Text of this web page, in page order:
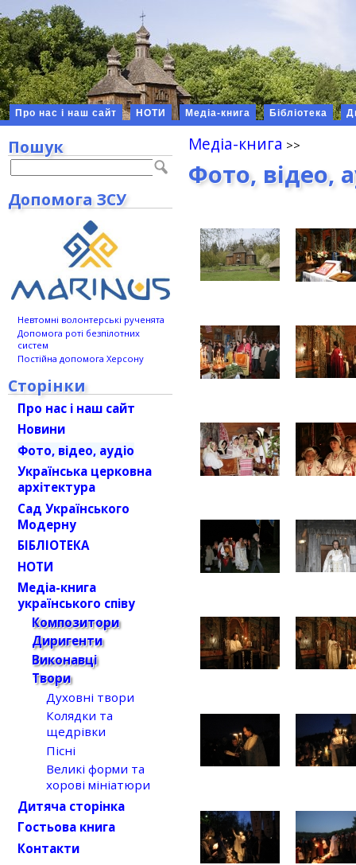
Про нас і наш сайт НОТИ Медіа-книга Бібліотека
Медіа-книга
Фото, відео,
Пошук
Допомога ЗСУ
Невтомні волонтерські рученята
Допомога роті безпілотних
систем
Постійна допомога Херсону
Сторінки
Про нас і наш сайт
Новини
Фото, відео, аудіо
Українська церковна
архітектура
Сад Українського
Модерну
БІБЛІОТЕКА
НОТИ
Медіа-книга
українського співу
Композитори
Диригенти
Виконавці
Твори
Духовні твори
Колядки та
щедрівки
Пісні
Великі форми та
хорові мініатюри
Дитяча сторінка
Гостьова книга
Контакти